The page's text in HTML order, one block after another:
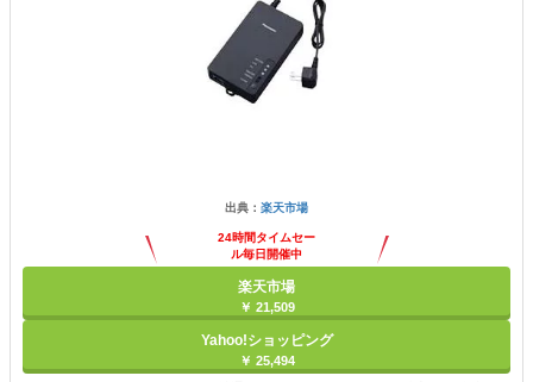
出典： 楽天市場
24時間タイムセー
ル毎日開催中
楽天市場
￥ 21,509
Yahoo!ショッピング
￥ 25,494